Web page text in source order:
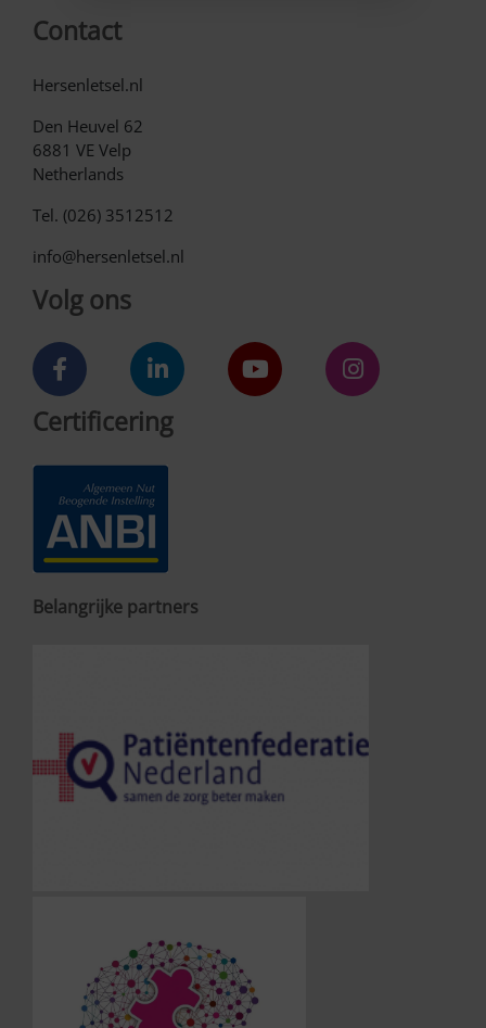
Contact
Hersenletsel.nl
Den Heuvel 62
6881 VE Velp
Netherlands
Tel. (026) 3512512
info@hersenletsel.nl
Volg ons
Certificering
Belangrijke partners